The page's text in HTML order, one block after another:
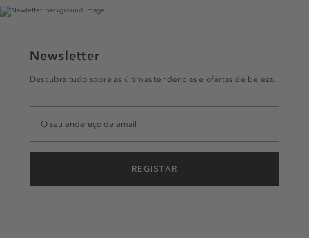
Newsletter
Descubra tudo sobre as últimas tendências e ofertas de beleza.
REGISTAR